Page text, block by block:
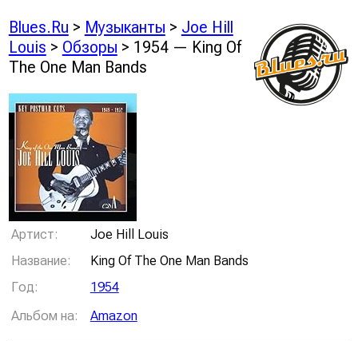
Blues.Ru > Музыканты > Joe Hill
Louis > Обзоры > 1954 — King Of
The One Man Bands
Артист:
Joe Hill Louis
Название:
King Of The One Man Bands
Год:
1954
Альбом на:
Amazon